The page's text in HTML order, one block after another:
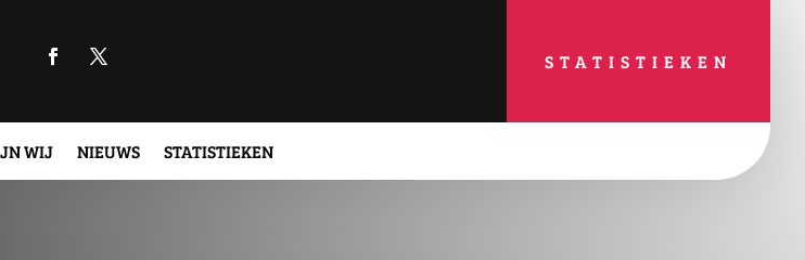
STATISTIEKEN
WIJ NIEUWS STATISTIEKEN